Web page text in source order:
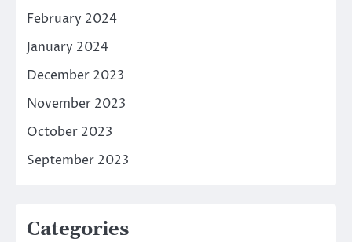
February 2024
January 2024
December 2023
November 2023
October 2023
September 2023
Categories